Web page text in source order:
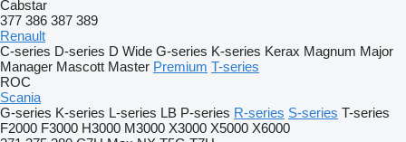
Cabstar
377 386 387 389
Renault
C-series D-series D Wide G-series K-series Kerax Magnum Major
Manager Mascott Master Premium T-series
ROC
Scania
G-series K-series L-series LB P-series R-series S-series T-series
F2000 F3000 H3000 M3000 X3000 X5000 X6000